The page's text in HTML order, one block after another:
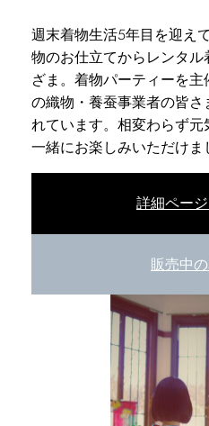
週末着物生活5年目を迎え
物のお仕立てからレンタ
ざま。着物パーティーを
の織物・養蚕事業者の皆
れています。相変わらず
一緒にお楽しみいただけま
詳細ペー
販売中